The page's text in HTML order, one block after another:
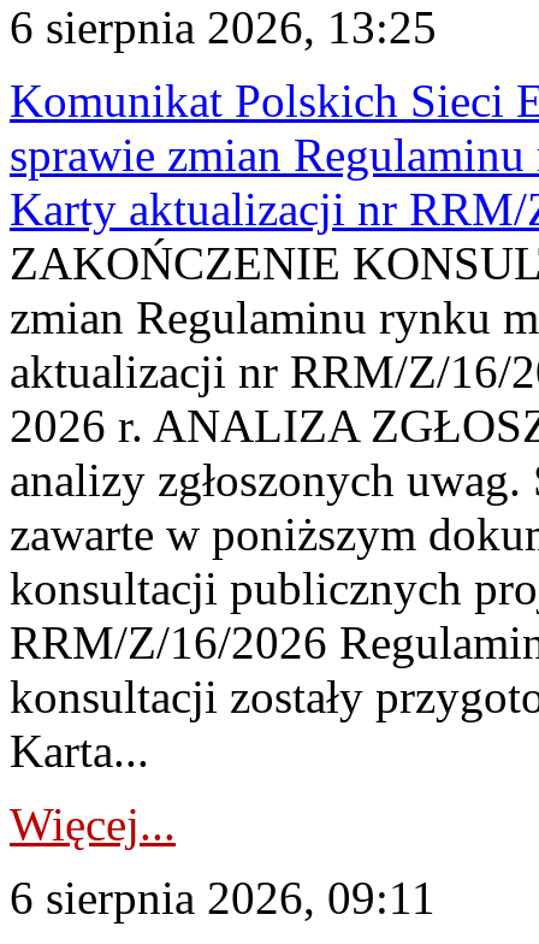
6 sierpnia 2026, 13:25
Komunikat Polskich Sieci
sprawie zmian
Karty aktualizacji nr
ZAKOŃCZENIE
zmian Regulaminu rynku
aktualizacji nr RRM/Z/16/
2026 r. ANALIZA
analizy zgłoszonych
zawarte w poniższym
konsultacji publicznych
RRM/Z/16/2026
konsultacji zostały
Karta...
Więcej...
6 sierpnia 2026, 09:11